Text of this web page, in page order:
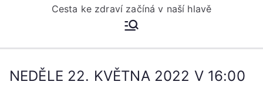
Cesta ke zdraví začíná v naší hlavě
NEDĚLE 22. KVĚTNA 2022 V 16:00